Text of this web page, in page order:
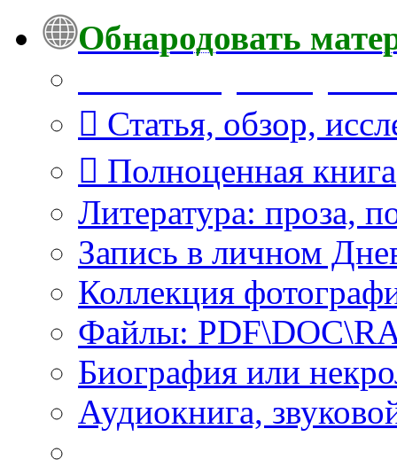
Обнародовать
Статья, обзор,
Полноценная книга
Литература: проза,
Запись в личном
Коллекция
Файлы:
Биография или
Аудиокнига,